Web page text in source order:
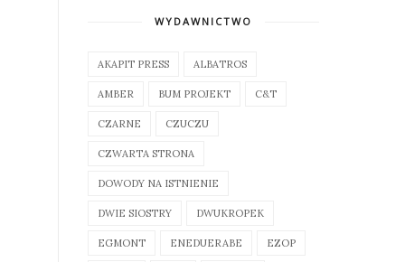
WYDAWNICTWO
AKAPIT PRESS ALBATROS
AMBER BUM PROJEKT C&T
CZARNE CZUCZU
CZWARTA STRONA
DOWODY NA ISTNIENIE
DWIE SIOSTRY DWUKROPEK
EGMONT ENEDUERABE EZOP